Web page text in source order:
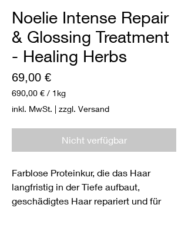
Noelie Intense Repair
& Glossing Treatment
- Healing Herbs
69,00 €Preis
690,00 € / 1kg
690,00 €
pro
1
inkl. MwSt. | zzgl. Versand
Nicht verfügbar
Farblose Proteinkur, die das Haar
langfristig in der Tiefe aufbaut,
geschädigtes Haar repariert und für